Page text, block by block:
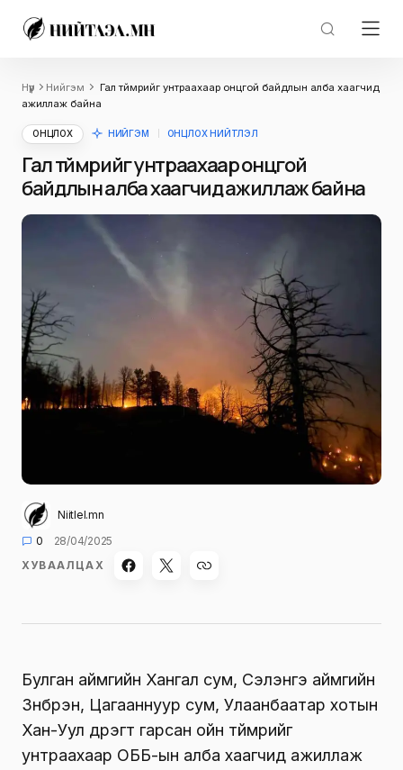
Нүүр Нийгэм
Гал түймрийг унтраахаар онцгой байдлын алба хаагчид
ажиллаж байна
ОНЦЛОХ НИЙГЭМ ОНЦЛОХ НИЙТЛЭЛ
Гал түймрийг унтраахаар онцгой
байдлын алба хаагчид ажиллаж байна
Niitlel.mn
0
28/04/2025
ХУВААЛЦАХ
Булган аймгийн Хангал сум, Сэлэнгэ аймгийн
Зүүнбүрэн, Цагааннуур сум, Улаанбаатар хотын
Хан-Уул дүүрэгт гарсан ойн түймрийг
унтраахаар ОББ-ын алба хаагчид ажиллаж